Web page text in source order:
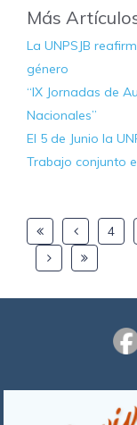
Más
La UNPSJB
género
“IX Jornadas de
Nacionales”
El 5 de Junio la
Trabajo conjunto
4